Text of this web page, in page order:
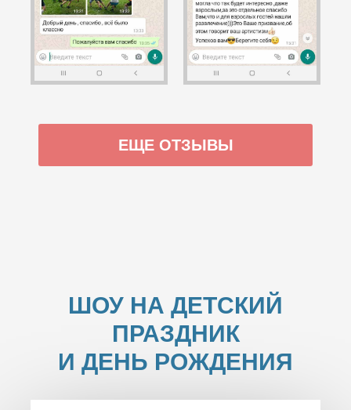
ЕЩЕ ОТЗЫВЫ
ШОУ НА ДЕТСКИЙ
ПРАЗДНИК
И ДЕНЬ РОЖДЕНИЯ